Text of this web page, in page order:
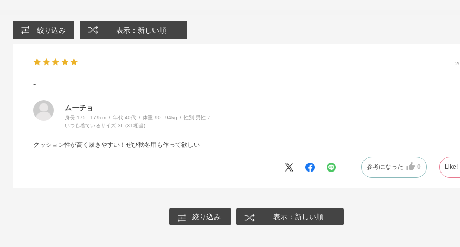
絞り込み 表示：新しい順
-
ムーチョ
身長:175 - 179cm 年代:40代 体重:90 - 94kg 性別:男性
いつも着ているサイズ:3L (X1相当)
クッション性が高く履きやすい！ぜひ秋冬用も作って欲しい
参考になった 0 Like!
絞り込み 表示：新しい順